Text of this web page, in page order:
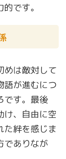
です。
めは敵対して
語が進むにつ
です。最後
け、自由に空
た絆を感じま
でありなが